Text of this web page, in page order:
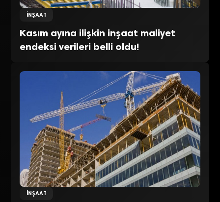
İNŞAAT
Kasım ayına ilişkin inşaat maliyet
endeksi verileri belli oldu!
İNŞAAT